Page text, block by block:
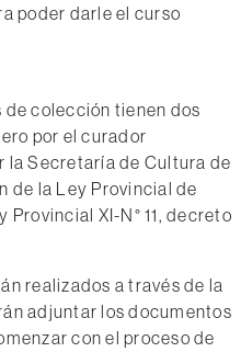
poder darle el curso
colección tienen dos
por el curador
la Secretaría de Cultura de
de la Ley Provincial de
XI-N° 11, decreto
realizados a través de la
adjuntar los documentos
con el proceso de